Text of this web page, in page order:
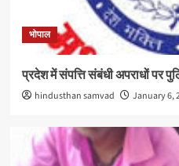
भोपाल
प्रदेश में संपत्ति संबंधी अपराधों पर
hindusthan samvad January 6,